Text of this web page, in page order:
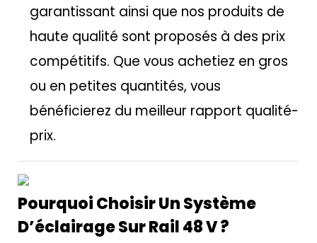
garantissant ainsi que nos produits de
haute qualité sont proposés à des prix
compétitifs. Que vous achetiez en gros
ou en petites quantités, vous
bénéficierez du meilleur rapport qualité-
prix.
Pourquoi Choisir Un Système
D’éclairage Sur Rail 48 V ?